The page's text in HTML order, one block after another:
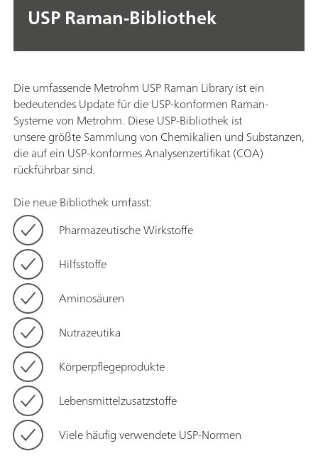
USP Raman-Bibliothek
Die umfassende Metrohm USP Raman Library ist ein
bedeutendes Update für die USP-konformen Raman-
Systeme von Metrohm. Diese USP-Bibliothek ist
unsere größte Sammlung von Chemikalien und Substanzen,
die auf ein USP-konformes Analysenzertifikat (COA)
rückführbar sind.
Die neue Bibliothek umfasst:
Pharmazeutische Wirkstoffe
Hilfsstoffe
Aminosäuren
Nutrazeutika
Körperpflegeprodukte
Lebensmittelzusatzstoffe
Viele häufig verwendete USP-Normen